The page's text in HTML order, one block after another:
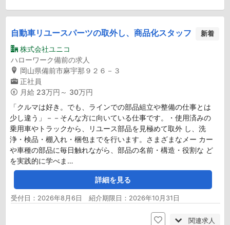
自動車リユースパーツの取外し、商品化スタッフ 新着
株式会社ユニコ
ハローワーク備前の求人
岡山県備前市麻宇那９２６－３
正社員
月給 23万円～ 30万円
「クルマは好き。でも、ラインでの部品組立や整備の仕事とは
少し違う」－－そんな方に向いている仕事です。・使用済みの
乗用車やトラックから、リユース部品を見極めて取外 し、洗
浄・検品・棚入れ・梱包までを行います。さまざまなメー カー
や車種の部品に毎日触れながら、部品の名前・構造・役割な ど
を実践的に学べま…
詳細を見る
受付日：2026年8月6日 紹介期限日：2026年10月31日
関連求人